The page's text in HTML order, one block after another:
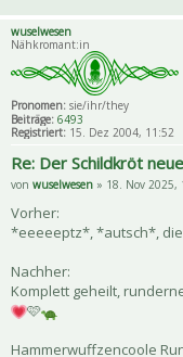
wuselwesen
Nähkromant:in
Pronomen: sie/ihr/they
Beiträge: 6493
Registriert: 15. Dez 2004, 11:52
Re: Der Schildkröt
von wuselwesen » 18. Nov 2025,
Vorher:
*eeeeeptz*, *autsch*,
Nachher:
Komplett geheilt,
🩷
Hammerwuffzencoole